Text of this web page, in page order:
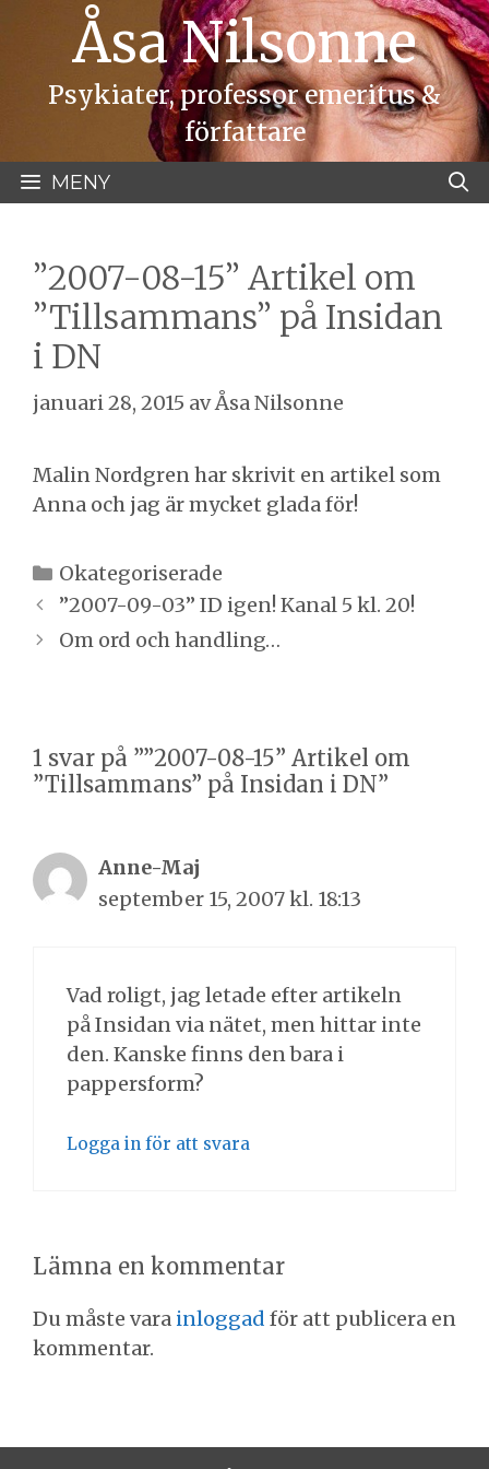
Åsa Nilsonne
Psykiater, professor emeritus &
författare
MENY
”2007-08-15” Artikel om
”Tillsammans” på Insidan
i DN
januari 28, 2015 avÅsa Nilsonne
Malin Nordgren har skrivit en artikel som
Anna och jag är mycket glada för!
Kategorier
Okategoriserade
Inläggsnavigering
”2007-09-03” ID igen! Kanal 5 kl. 20!
Om ord och handling…
1 svar på ””2007-08-15” Artikel om
”Tillsammans” på Insidan i DN”
Anne-Maj
september 15, 2007 kl. 18:13
Vad roligt, jag letade efter artikeln
på Insidan via nätet, men hittar inte
den. Kanske finns den bara i
pappersform?
Logga in för att svara
Lämna en kommentar
Du måste vara inloggad för att publicera en
kommentar.